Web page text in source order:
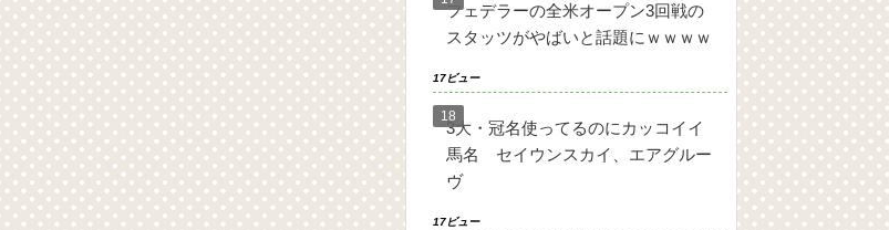
フェデラーの全米オープン3回戦の
スタッツがやばいと話題にｗｗｗｗ
17ビュー
3大・冠名使ってるのにカッコイイ
馬名 セイウンスカイ、エアグルー
ヴ
17ビュー